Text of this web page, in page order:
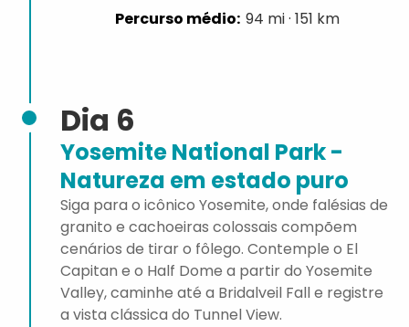
94 mi · 151 km
Dia 6
Yosemite National Park -
Natureza em estado puro
Siga para o icônico Yosemite, onde falésias de
granito e cachoeiras colossais compõem
cenários de tirar o fôlego. Contemple o El
Capitan e o Half Dome a partir do Yosemite
Valley, caminhe até a Bridalveil Fall e registre
a vista clássica do Tunnel View.